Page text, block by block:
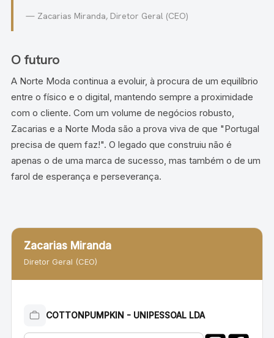
— Zacarias Miranda, Diretor Geral (CEO)
O futuro
A Norte Moda continua a evoluir, à procura de um equilíbrio
entre o físico e o digital, mantendo sempre a proximidade
com o cliente. Com um volume de negócios robusto,
Zacarias e a Norte Moda são a prova viva de que "Portugal
precisa de quem faz!". O legado que construiu não é
apenas o de uma marca de sucesso, mas também o de um
farol de esperança e perseverança.
Zacarias Miranda
Diretor Geral (CEO)
COTTONPUMPKIN - UNIPESSOAL LDA